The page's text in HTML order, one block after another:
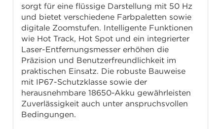
sorgt für eine flüssige Darstellung mit 50 Hz
und bietet verschiedene Farbpaletten sowie
digitale Zoomstufen. Intelligente Funktionen
wie Hot Track, Hot Spot und ein integrierter
Laser-Entfernungsmesser erhöhen die
Präzision und Benutzerfreundlichkeit im
praktischen Einsatz. Die robuste Bauweise
mit IP67-Schutzklasse sowie der
herausnehmbare 18650-Akku gewährleisten
Zuverlässigkeit auch unter anspruchsvollen
Bedingungen.